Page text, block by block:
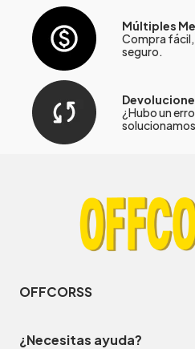
Múltiples
Compra
seguro.
¿Hubo un
solucionamos.
OFFCORSS
¿Necesitas ayuda?